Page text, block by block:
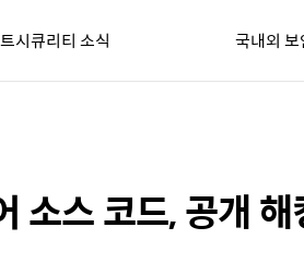
시큐리티 소식 국내외
스 코드, 공개 해